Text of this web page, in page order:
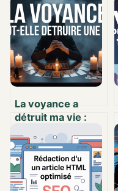
La voyance a
détruit ma vie :
comprendre les
risques et se
reconstruire